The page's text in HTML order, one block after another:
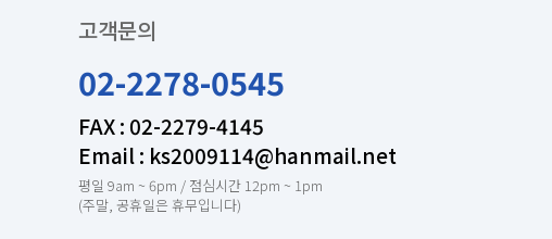
고객문의
02-2278-0545
FAX : 02-2279-4145
Email : ks2009114@hanmail.net
평일 9am ~ 6pm / 점심시간 12pm ~ 1pm
(주말, 공휴일은 휴무입니다)